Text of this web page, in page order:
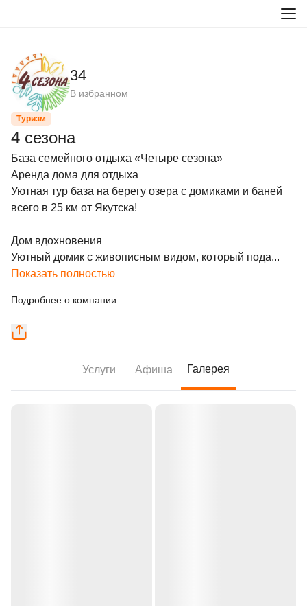
34
В избранном
Туризм
4 сезона
База семейного отдыха «Четыре сезона»
Аренда дома для отдыха
Уютная тур база на берегу озера с домиками и баней
всего в 25 км от Якутска!
Дом вдохновения
Уютный домик с живописным видом, который пода...
Показать полностью
Подробнее о компании
Услуги Афиша Галерея